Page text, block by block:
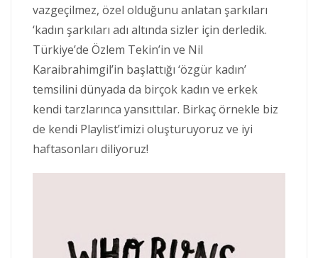
vazgeçilmez, özel olduğunu anlatan şarkıları
‘kadın şarkıları adı altında sizler için derledik.
Türkiye’de Özlem Tekin’in ve Nil
Karaibrahimgil’in başlattığı ‘özgür kadın’
temsilini dünyada da birçok kadın ve erkek
kendi tarzlarınca yansıttılar. Birkaç örnekle biz
de kendi Playlist’imizi oluşturuyoruz ve iyi
haftasonları diliyoruz!